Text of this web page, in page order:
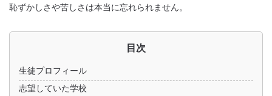
恥ずかしさや苦しさは本当に忘れられません。
目次
生徒プロフィール
志望していた学校